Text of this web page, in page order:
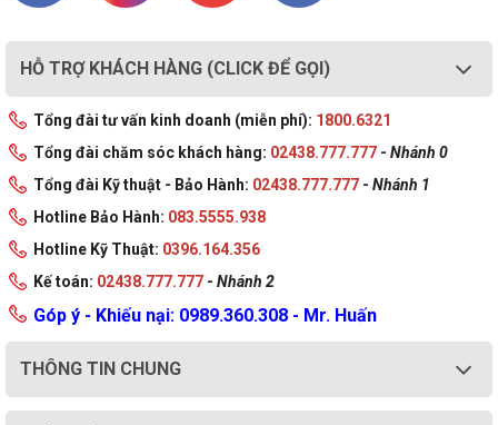
HỖ TRỢ KHÁCH HÀNG (CLICK ĐỂ GỌI)
Tổng đài tư vấn kinh doanh (miễn phí): 1800.6321
Tổng đài chăm sóc khách hàng: 02438.777.777 - Nhánh 0
Tổng đài Kỹ thuật - Bảo Hành: 02438.777.777 - Nhánh 1
Hotline Bảo Hành: 083.5555.938
Hotline Kỹ Thuật: 0396.164.356
Kế toán: 02438.777.777 - Nhánh 2
Góp ý - Khiếu nại: 0989.360.308 - Mr. Huấn
THÔNG TIN CHUNG